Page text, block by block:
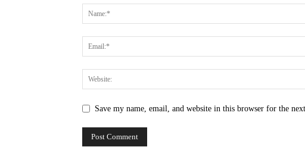
Save my name, email, and website in this browser for the